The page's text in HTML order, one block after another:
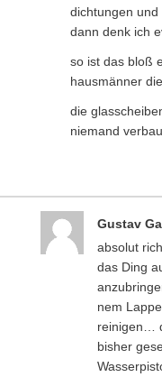
dichtungen und
dann denk ich
so ist das bloß
hausmänner
die
niemand
Gustav
absolut
das Ding
nem
reinigen…
bisher